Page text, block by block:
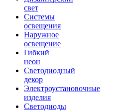
свет
Системы
освещения
Наружное
освещение
Гибкий
неон
Светодиодный
декор
Электроустановочные
изделия
Светодиоды